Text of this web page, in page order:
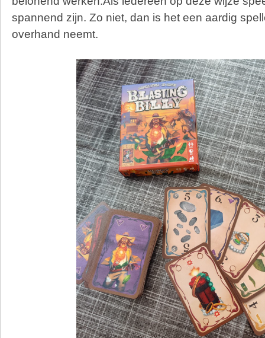
spannend zijn. Zo niet, dan is het een aardig
overhand neemt.